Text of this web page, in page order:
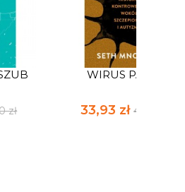
zł
WIRUS PANIKI
33,93 zł49,90 zł